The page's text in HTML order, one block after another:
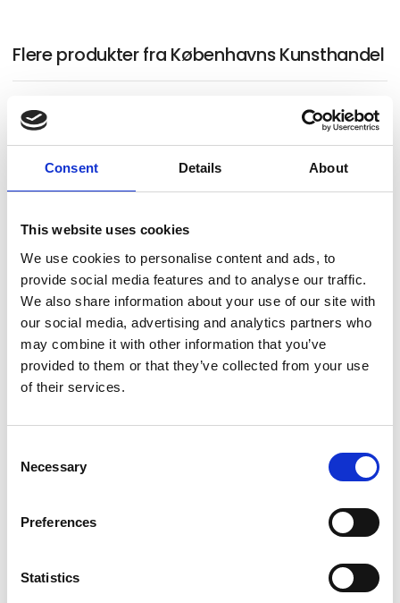
Consent Details About
This website uses cookies
We use cookies to personalise content and ads, to
provide social media features and to analyse our traffic.
We also share information about your use of our site with
our social media, advertising and analytics partners who
may combine it with other information that you’ve
provided to them or that they’ve collected from your use
of their services.
Selection
Necessary
Preferences
Statistics
Flere produkter fra Københavns Kunsthandel
P. S. Krøyer. Vintønde stand, 1900
Else Fischer-Hansen
Poul Agger. Composition, 1980´s
Herold G. Kristensen. Composition, 1984